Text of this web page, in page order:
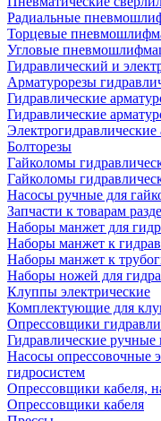
Радиальные
Торцевые
Угловые
Гидравлический и
Арматурорезы
Гидравлические
Гидравлические
Электрогидравлические
Болторезы
Гайколомы
Гайколомы
Насосы ручные для
Запчасти к товарам
Наборы манжет для
Наборы манжет к
Наборы манжет к
Наборы ножей для
Клуппы электрические
Комплектующие для
Опрессовщики
Гидравлические
Насосы опрессовочные
гидросистем
Опрессовщики кабеля,
Опрессовщики кабеля